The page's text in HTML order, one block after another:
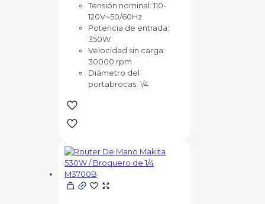
Tensión nominal: 110-
120V~50/60Hz
Potencia de entrada:
350W
Velocidad sin carga:
30000 rpm
Diámetro del
portabrocas: 1/4